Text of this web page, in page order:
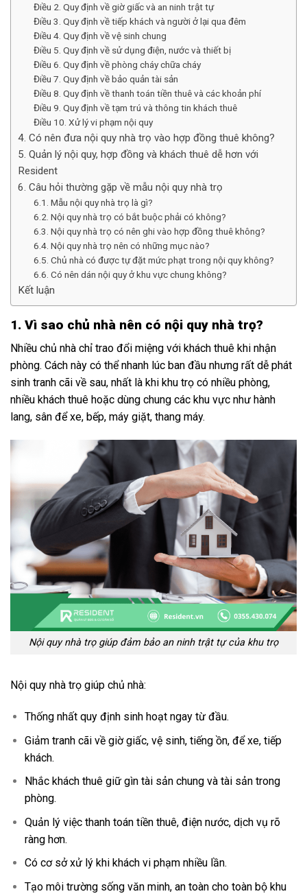
Điều 2. Quy định về giờ giấc và an ninh trật tự
Điều 3. Quy định về tiếp khách và người ở lại qua đêm
Điều 4. Quy định về vệ sinh chung
Điều 5. Quy định về sử dụng điện, nước và thiết bị
Điều 6. Quy định về phòng cháy chữa cháy
Điều 7. Quy định về bảo quản tài sản
Điều 8. Quy định về thanh toán tiền thuê và các khoản phí
Điều 9. Quy định về tạm trú và thông tin khách thuê
Điều 10. Xử lý vi phạm nội quy
4. Có nên đưa nội quy nhà trọ vào hợp đồng thuê không?
5. Quản lý nội quy, hợp đồng và khách thuê dễ hơn với
Resident
6. Câu hỏi thường gặp về mẫu nội quy nhà trọ
6.1. Mẫu nội quy nhà trọ là gì?
6.2. Nội quy nhà trọ có bắt buộc phải có không?
6.3. Nội quy nhà trọ có nên ghi vào hợp đồng thuê không?
6.4. Nội quy nhà trọ nên có những mục nào?
6.5. Chủ nhà có được tự đặt mức phạt trong nội quy không?
6.6. Có nên dán nội quy ở khu vực chung không?
Kết luận
1. Vì sao chủ nhà nên có nội quy nhà trọ?
Nhiều chủ nhà chỉ trao đổi miệng với khách thuê khi nhận
phòng. Cách này có thể nhanh lúc ban đầu nhưng rất dễ phát
sinh tranh cãi về sau, nhất là khi khu trọ có nhiều phòng,
nhiều khách thuê hoặc dùng chung các khu vực như hành
lang, sân để xe, bếp, máy giặt, thang máy.
Nội quy nhà trọ giúp đảm bảo an ninh trật tự của khu trọ
Nội quy nhà trọ giúp chủ nhà:
Thống nhất quy định sinh hoạt ngay từ đầu.
Giảm tranh cãi về giờ giấc, vệ sinh, tiếng ồn, để xe, tiếp
khách.
Nhắc khách thuê giữ gìn tài sản chung và tài sản trong
phòng.
Quản lý việc thanh toán tiền thuê, điện nước, dịch vụ rõ
ràng hơn.
Có cơ sở xử lý khi khách vi phạm nhiều lần.
Tạo môi trường sống văn minh, an toàn cho toàn bộ khu